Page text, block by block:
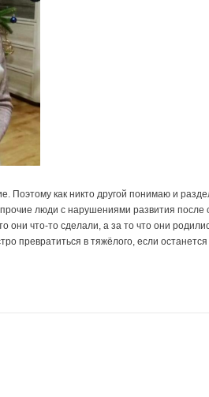
Поэтому как никто другой понимаю и
люди с нарушениями развития после
они что-то сделали, а за то что они
превратиться в тяжёлого, если